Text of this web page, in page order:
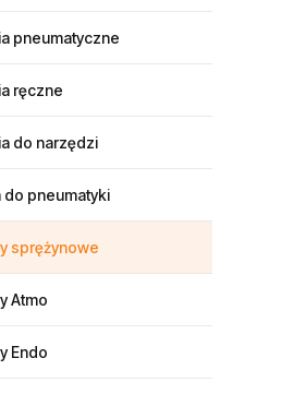
pneumatyczne
ręczne
do narzędzi
do pneumatyki
sprężynowe
Atmo
Endo